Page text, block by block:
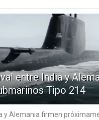
entre India y
Tipo 214
y Alemania firmen